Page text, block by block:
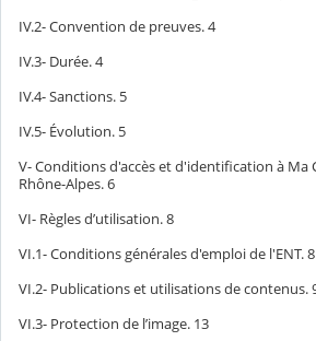
IV.2- Convention de preuves.4
IV.3- Durée.4
IV.4- Sanctions. 5
IV.5- Évolution. 5
V- Conditions d'accès et d'identification à Ma
Rhône-Alpes.6
VI- Règles d’utilisation.8
VI.1- Conditions générales d'emploi de l'ENT.8
VI.2- Publications et utilisations de contenus.
VI.3- Protection de l’image. 13